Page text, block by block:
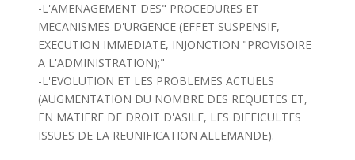
-L'AMENAGEMENT DES" PROCEDURES ET
MECANISMES D'URGENCE (EFFET SUSPENSIF,
EXECUTION IMMEDIATE, INJONCTION "PROVISOIRE
A L'ADMINISTRATION);"
-L'EVOLUTION ET LES PROBLEMES ACTUELS
(AUGMENTATION DU NOMBRE DES REQUETES ET,
EN MATIERE DE DROIT D'ASILE, LES DIFFICULTES
ISSUES DE LA REUNIFICATION ALLEMANDE).